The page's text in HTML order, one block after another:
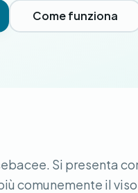
Come funziona
Si presenta
comunemente il